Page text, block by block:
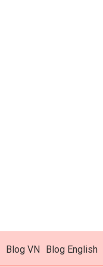
Blog VN Blog English